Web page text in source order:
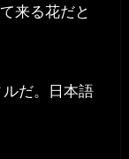
来る花だと
だ。日本語